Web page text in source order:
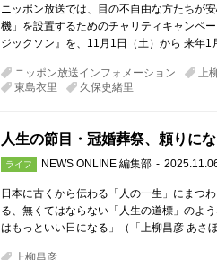
ニッポン放送では、目の不自由な方たちが
機」を設置するためのチャリティキャンペ
ジックソン』を、11月1日（土）から 来年
ニッポン放送インフォメーション 上
東島衣里
久保史緒里
人生の節目・冠婚葬祭、頼りに
ライフ NEWS ONLINE 編集部
日本に古くから伝わる「人の一生」にまつ
る、無くてはならない「人生の道標」のよ
はもっといい日になる」（「上柳昌彦 あさ
上柳昌彦